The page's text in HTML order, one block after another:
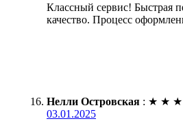
Классный сервис! Быстрая
качество. Процесс
Нелли Островская : ★ ★ ★
03.01.2025